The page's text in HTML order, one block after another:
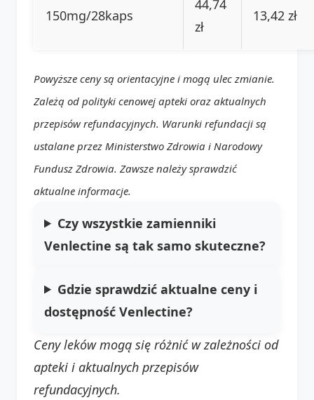
150mg/28kaps
44,74
zł
13,42 zł
Powyższe ceny są orientacyjne i mogą ulec zmianie.
Zależą od polityki cenowej apteki oraz aktualnych
przepisów refundacyjnych. Warunki refundacji są
ustalane przez Ministerstwo Zdrowia i Narodowy
Fundusz Zdrowia. Zawsze należy sprawdzić
aktualne informacje.
Czy wszystkie zamienniki
Venlectine są tak samo skuteczne?
Gdzie sprawdzić aktualne ceny i
dostępność Venlectine?
Ceny leków mogą się różnić w zależności od
apteki i aktualnych przepisów
refundacyjnych.